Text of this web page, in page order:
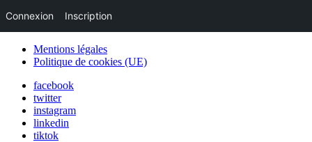
Mentions légales
Politique de cookies (UE)
facebook
twitter
instagram
linkedin
tiktok
Connexion Inscription